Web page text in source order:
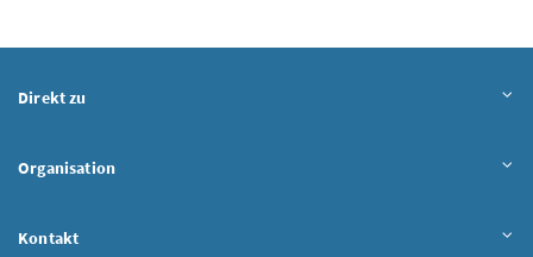
Direkt zu
Organisation
Kontakt